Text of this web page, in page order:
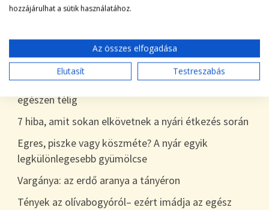
Sárgadinnye: a nyár édes íze, ami több mint
desszert
Tökszezon: sokoldalú alapanyagok a nyártól
egészen télig
7 hiba, amit sokan elkövetnek a nyári étkezés során
Egres, piszke vagy köszméte? A nyár egyik
legkülönlegesebb gyümölcse
Vargánya: az erdő aranya a tányéron
Tények az olívabogyóról– ezért imádja az egész
hozzájárulhat a sütik használatához.
Az összes elfogadása
Elutasít
Testreszabás